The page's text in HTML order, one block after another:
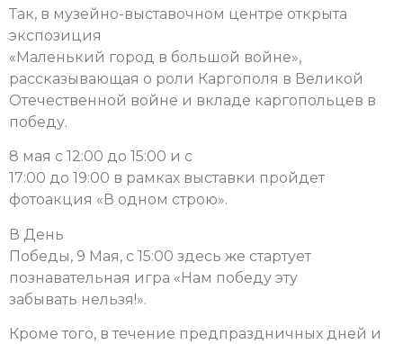
Так, в музейно-выставочном центре открыта
экспозиция
«Маленький город в большой войне»,
рассказывающая о роли Каргополя в Великой
Отечественной войне и вкладе каргопольцев в
победу.
8 мая с 12:00 до 15:00 и с
17:00 до 19:00 в рамках выставки пройдет
фотоакция «В одном строю».
В День
Победы, 9 Мая, с 15:00 здесь же стартует
познавательная игра «Нам победу эту
забывать нельзя!».
Кроме того, в течение предпраздничных дней и